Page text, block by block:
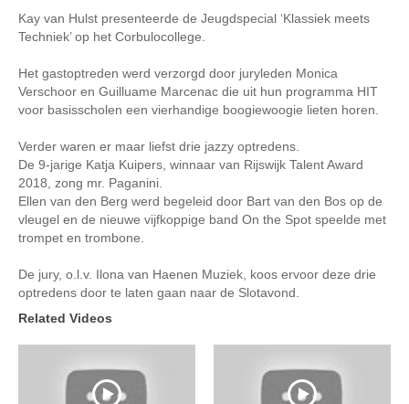
Kay van Hulst presenteerde de Jeugdspecial ‘Klassiek meets
Techniek’ op het Corbulocollege.
Het gastoptreden werd verzorgd door juryleden Monica
Verschoor en Guilluame Marcenac die uit hun programma HIT
voor basisscholen een vierhandige boogiewoogie lieten horen.
Verder waren er maar liefst drie jazzy optredens.
De 9-jarige Katja Kuipers, winnaar van Rijswijk Talent Award
2018, zong mr. Paganini.
Ellen van den Berg werd begeleid door Bart van den Bos op de
vleugel en de nieuwe vijfkoppige band On the Spot speelde met
trompet en trombone.
De jury, o.l.v. Ilona van Haenen Muziek, koos ervoor deze drie
optredens door te laten gaan naar de Slotavond.
Related Videos